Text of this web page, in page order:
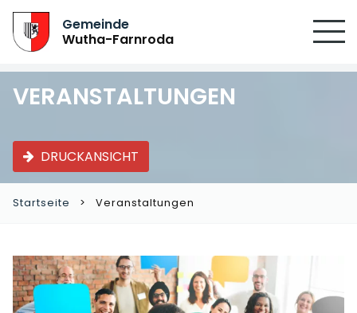
Gemeinde
Wutha-Farnroda
VERANSTALTUNGEN
DRUCKANSICHT
Startseite Veranstaltungen